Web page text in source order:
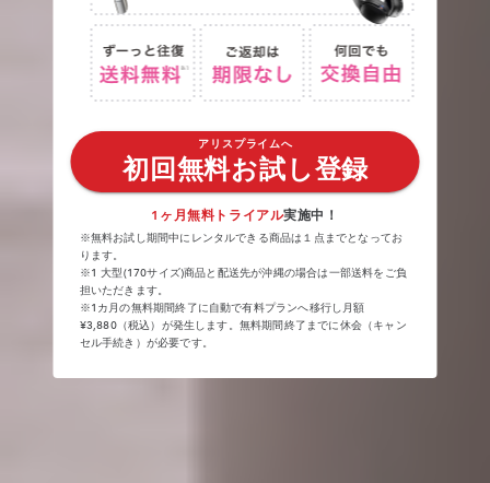
アリスプライムへ
初回無料お試し登録
1ヶ月無料トライアル実施中！
※無料お試し期間中にレンタルできる商品は１点までとなってお
ります。
※1 大型(170サイズ)商品と配送先が沖縄の場合は一部送料をご負
担いただきます。
※1カ月の無料期間終了に自動で有料プランへ移行し月額
¥3,880（税込）が発生します。無料期間終了までに休会（キャン
セル手続き）が必要です。